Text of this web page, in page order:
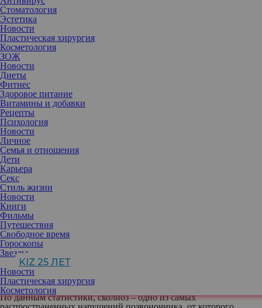
Стоматология
Эстетика
Новости
Пластическая хирургия
Косметология
ЗОЖ
Новости
Диеты
Фитнес
Здоровое питание
Витамины и добавки
Рецепты
Психология
Новости
Личное
Семья и отношения
Дети
Карьера
Секс
Стиль жизни
Новости
Книги
Фильмы
Путешествия
Свободное время
Гороскопы
Звезды
KIZ 25 ЛЕТ
Новости
Пластическая хирургия
Косметология
Это достаточно распространенное явление (даже если вы
думаете иначе). Не спешите обвинять специалиста – причина
может не зависеть от него.
Каждая женщина, обращаясь за помощью к пластическому
хирургу, мечтает получить идеальные формы. Одной из самых
частых претензий после проведенного вмешательства – сосково-
ареолярный комплекс пациентки имеет заметную погрешность.
Рассматриваем самые распространенные причины, почему грудь
выглядит неидеально.
1. Сколиоз
Даже небольшое отклонение от нормы, о котором пациент
может не знать, после установки имплантов не нивелируется, а
наоборот, подчеркивается и становится более выраженным.
По данным статистики, сколиоз – одно из самых